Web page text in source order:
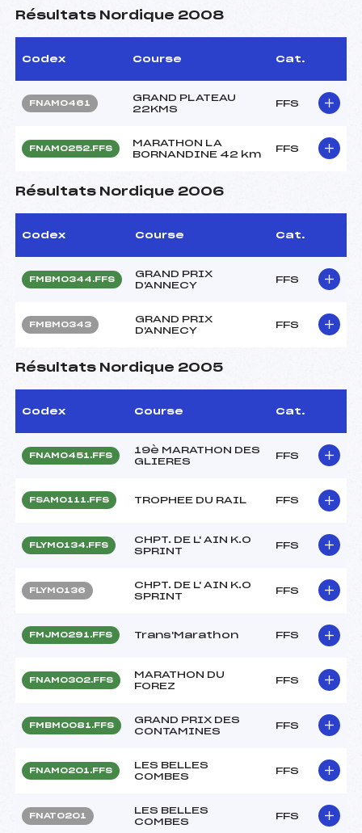
Résultats Nordique 2008
Codex Course Cat.
FNAM0461
GRAND PLATEAU
22KMS
FFS
FNAM0252.FFS
MARATHON LA
BORNANDINE 42 km
FFS
Résultats Nordique 2006
Codex Course Cat.
FMBM0344.FFS
GRAND PRIX
D'ANNECY
FFS
FMBM0343
GRAND PRIX
D'ANNECY
FFS
Résultats Nordique 2005
Codex Course Cat.
FNAM0451.FFS
19è MARATHON DES
GLIERES
FFS
FSAM0111.FFS TROPHEE DU RAIL FFS
FLYM0134.FFS
CHPT. DE L' AIN K.O
SPRINT
FFS
FLYM0136
CHPT. DE L' AIN K.O
SPRINT
FFS
FMJM0291.FFS Trans'Marathon FFS
FNAM0302.FFS
MARATHON DU
FOREZ
FFS
FMBM0081.FFS
GRAND PRIX DES
CONTAMINES
FFS
FNAM0201.FFS
LES BELLES
COMBES
FFS
FNAT0201
LES BELLES
COMBES
FFS